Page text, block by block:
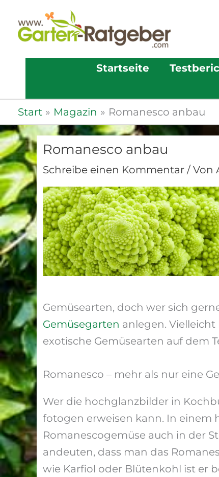
Startseite
Start Magazin Romanesco anbau
Romanesco anbau
Schreibe einen Kommentar / Von
Gemüsearten, doch wer sich
Gemüsegarten anlegen.
exotische Gemüsearten auf dem
Romanesco – mehr als nur eine
Wer die hochglanzbilder in
fotogen erweisen kann. In einem
Romanescogemüse auch in der
andeuten, dass man das
wie Karfiol oder Blütenkohl ist er